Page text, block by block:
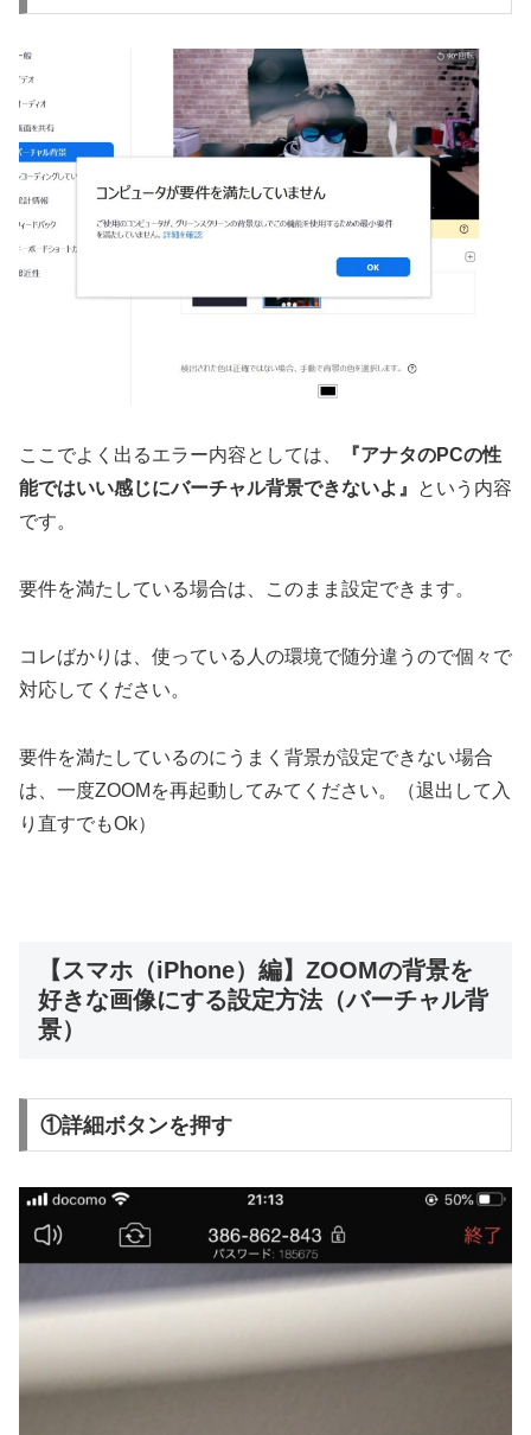
ここでよく出るエラー内容としては、
『アナタのPCの性
能ではいい感じにバーチャル背景できないよ』
という内容
です。
要件を満たしている場合は、このまま設定できます。
コレばかりは、使っている人の環境で随分違うので個々で
対応してください。
要件を満たしているのにうまく背景が設定できない場合
は、一度ZOOMを再起動してみてください。（退出して入
り直すでもOk）
【スマホ（iPhone）編】ZOOMの背景を
好きな画像にする設定方法（バーチャル背
景）
①詳細ボタンを押す